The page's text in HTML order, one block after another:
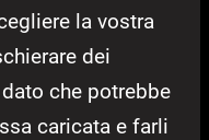
la vostra
dei
che potrebbe
caricata e farli